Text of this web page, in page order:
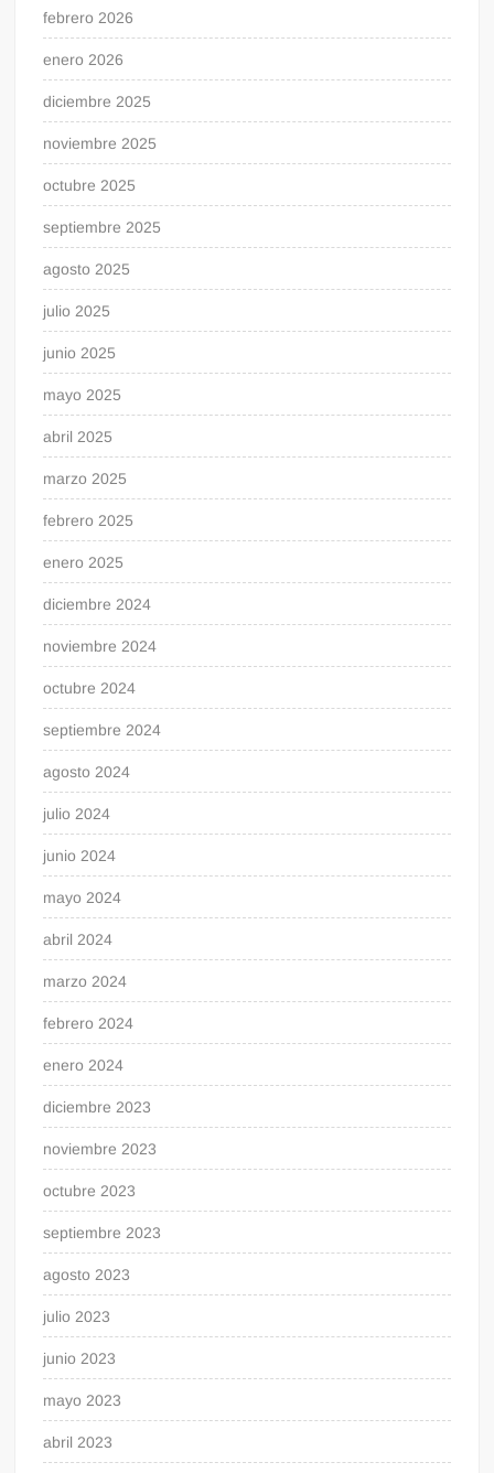
febrero 2026
enero 2026
diciembre 2025
noviembre 2025
octubre 2025
septiembre 2025
agosto 2025
julio 2025
junio 2025
mayo 2025
abril 2025
marzo 2025
febrero 2025
enero 2025
diciembre 2024
noviembre 2024
octubre 2024
septiembre 2024
agosto 2024
julio 2024
junio 2024
mayo 2024
abril 2024
marzo 2024
febrero 2024
enero 2024
diciembre 2023
noviembre 2023
octubre 2023
septiembre 2023
agosto 2023
julio 2023
junio 2023
mayo 2023
abril 2023